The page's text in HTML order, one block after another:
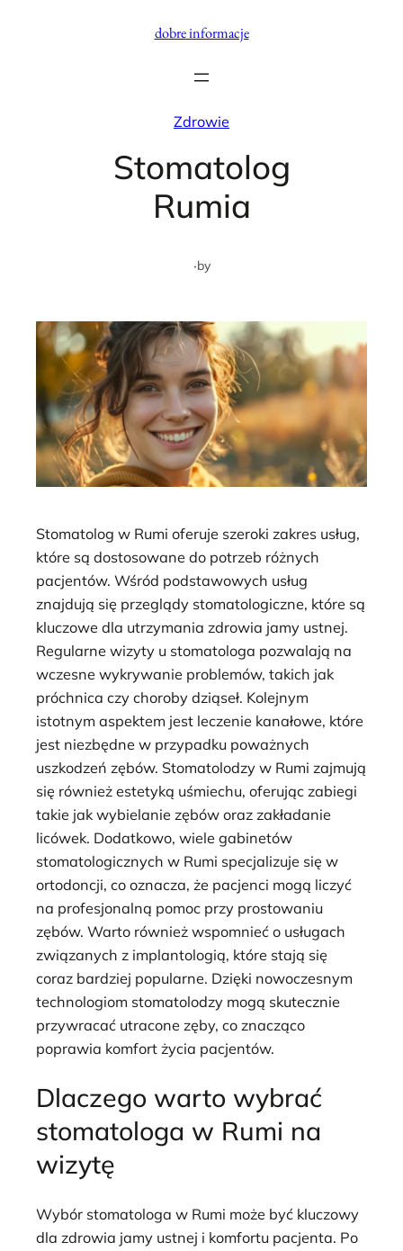
dobre informacje
Zdrowie
Stomatolog
Rumia
·by
Stomatolog w Rumi oferuje szeroki zakres usług,
które są dostosowane do potrzeb różnych
pacjentów. Wśród podstawowych usług
znajdują się przeglądy stomatologiczne, które są
kluczowe dla utrzymania zdrowia jamy ustnej.
Regularne wizyty u stomatologa pozwalają na
wczesne wykrywanie problemów, takich jak
próchnica czy choroby dziąseł. Kolejnym
istotnym aspektem jest leczenie kanałowe, które
jest niezbędne w przypadku poważnych
uszkodzeń zębów. Stomatolodzy w Rumi zajmują
się również estetyką uśmiechu, oferując zabiegi
takie jak wybielanie zębów oraz zakładanie
licówek. Dodatkowo, wiele gabinetów
stomatologicznych w Rumi specjalizuje się w
ortodoncji, co oznacza, że pacjenci mogą liczyć
na profesjonalną pomoc przy prostowaniu
zębów. Warto również wspomnieć o usługach
związanych z implantologią, które stają się
coraz bardziej popularne. Dzięki nowoczesnym
technologiom stomatolodzy mogą skutecznie
przywracać utracone zęby, co znacząco
poprawia komfort życia pacjentów.
Dlaczego warto wybrać
stomatologa w Rumi na
wizytę
Wybór stomatologa w Rumi może być kluczowy
dla zdrowia jamy ustnej i komfortu pacjenta. Po